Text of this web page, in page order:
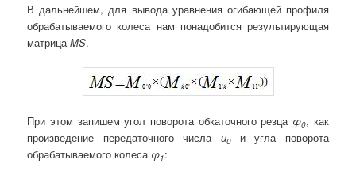
В дальнейшем, для вывода уравнения огибающей профиля
обрабатываемого колеса нам понадобится результирующая
матрицаMS.
При этом запишем угол поворота обкаточного резца φ0, как
произведение передаточного числа u0
и угла поворота
обрабатываемого колеса φ1: